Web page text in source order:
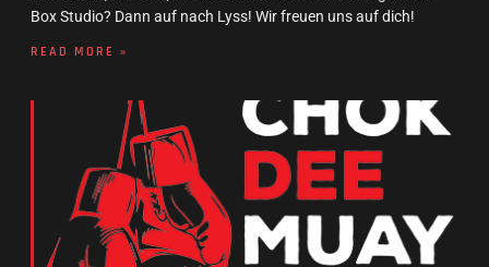
Box Studio? Dann auf nach Lyss! Wir freuen uns auf dich!
READ MORE »